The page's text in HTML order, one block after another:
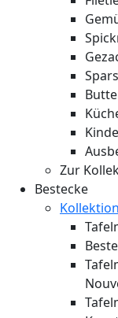
Zur
Bestecke